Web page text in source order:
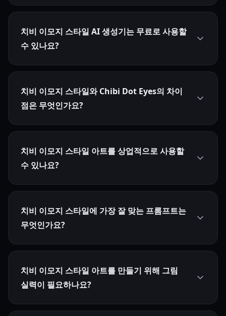
치비 이모지 스타일 AI 생성기는 무료로 사용할
수 있나요?
치비 이모지 스타일와 Chibi Dot Eyes의 차이
점은 무엇인가요?
치비 이모지 스타일 아트를 상업적으로 사용할
수 있나요?
치비 이모지 스타일에 가장 잘 맞는 프롬프트는
무엇인가요?
치비 이모지 스타일 아트를 만들기 위해 그림
실력이 필요하나요?